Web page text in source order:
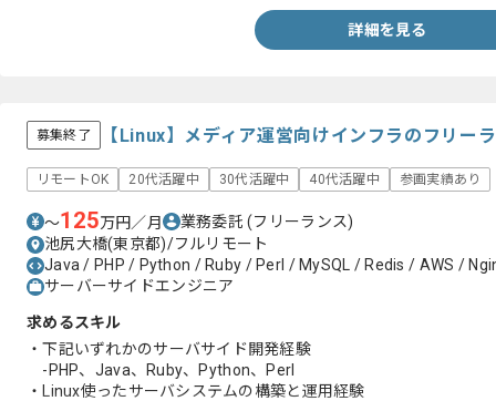
詳細を見る
募集終了 【Linux】メディア運営向けインフラのフリー
リモートOK 20代活躍中 30代活躍中 40代活躍中 参画実績あり
〜125万円／月 業務委託(フリーランス)
池尻大橋(東京都)/フルリモート
Java / PHP / Python / Ruby / Perl / MySQL / Redis / AWS /
サーバーサイドエンジニア
求めるスキル
・下記いずれかのサーバサイド開発経験
-PHP、Java、Ruby、Python、Perl
・Linux使ったサーバシステムの構築と運用経験